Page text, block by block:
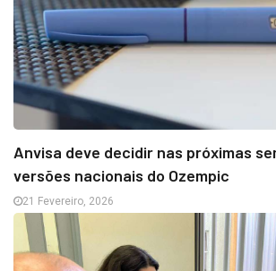
Anvisa deve decidir nas próximas
versões nacionais do Ozempic
21 Fevereiro, 2026